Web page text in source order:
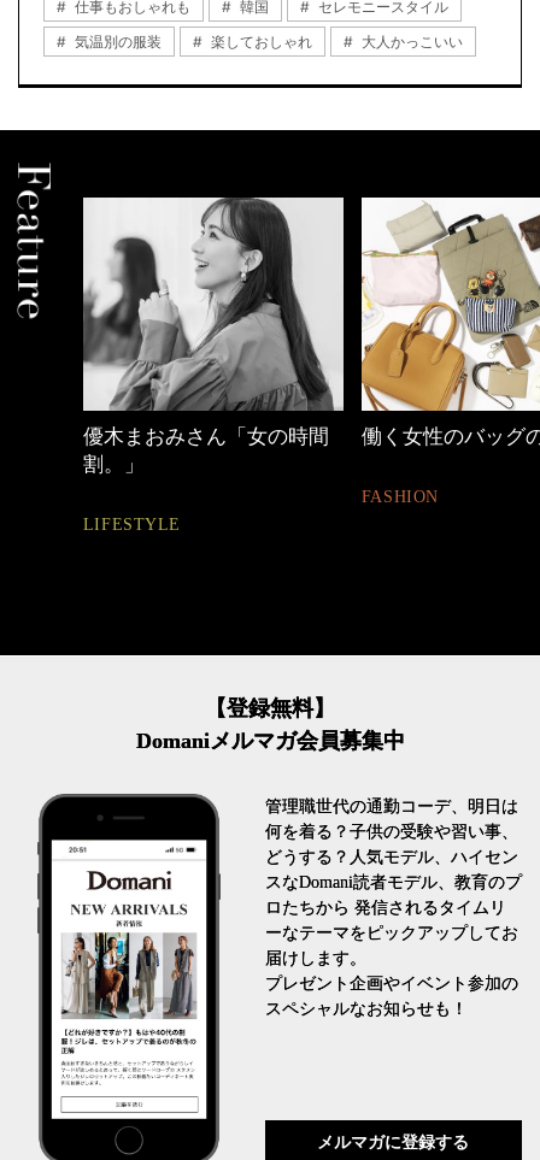
仕事もおしゃれも
韓国
セレモニースタイル
気温別の服装
楽しておしゃれ 大人かっこいい
優木まおみさん「女の時間
割。」
LIFESTYLE
働く女性のバッグ
FASHION
【登録無料】
Domaniメルマガ会員募集中
管理職世代の通勤コーデ、明日は
何を着る？子供の受験や習い事、
どうする？人気モデル、ハイセン
スなDomani読者モデル、教育のプ
ロたちから 発信されるタイムリ
ーなテーマをピックアップしてお
届けします。
プレゼント企画やイベント参加の
スペシャルなお知らせも！
メルマガに登録する